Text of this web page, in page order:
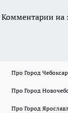
Комментарии на
Про Город
Про Город
Про Город